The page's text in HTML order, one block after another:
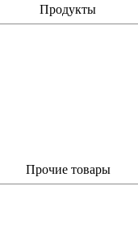
Продукты
Прочие товары